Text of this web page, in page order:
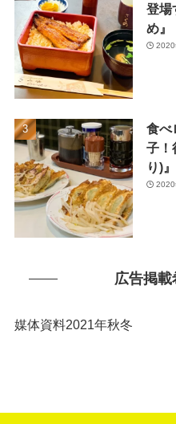
(1)
登場
め』
2020
食べ
子！
り)』
2020
広告掲
媒体資料2021年秋冬